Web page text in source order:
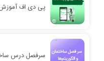
پی دی اف آموزش
سرفصل درس